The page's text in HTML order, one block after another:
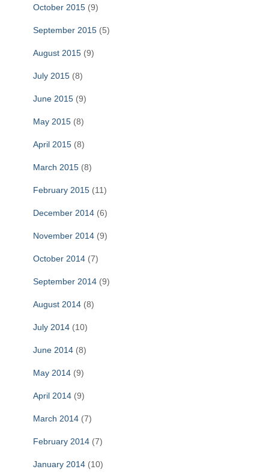
October 2015 (9)
September 2015 (5)
August 2015 (9)
July 2015 (8)
June 2015 (9)
May 2015 (8)
April 2015 (8)
March 2015 (8)
February 2015 (11)
December 2014 (6)
November 2014 (9)
October 2014 (7)
September 2014 (9)
August 2014 (8)
July 2014 (10)
June 2014 (8)
May 2014 (9)
April 2014 (9)
March 2014 (7)
February 2014 (7)
January 2014 (10)